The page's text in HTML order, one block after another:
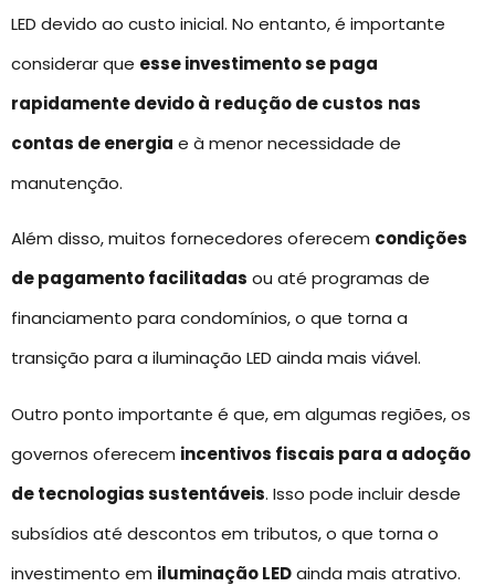
LED devido ao custo inicial. No entanto, é importante
considerar que esse investimento se paga
rapidamente devido à redução de custos nas
contas de energia e à menor necessidade de
manutenção.
Além disso, muitos fornecedores oferecem condições
de pagamento facilitadas ou até programas de
financiamento para condomínios, o que torna a
transição para a iluminação LED ainda mais viável.
Outro ponto importante é que, em algumas regiões, os
governos oferecem incentivos fiscais para a adoção
de tecnologias sustentáveis. Isso pode incluir desde
subsídios até descontos em tributos, o que torna o
investimento em iluminação LEDainda mais atrativo.